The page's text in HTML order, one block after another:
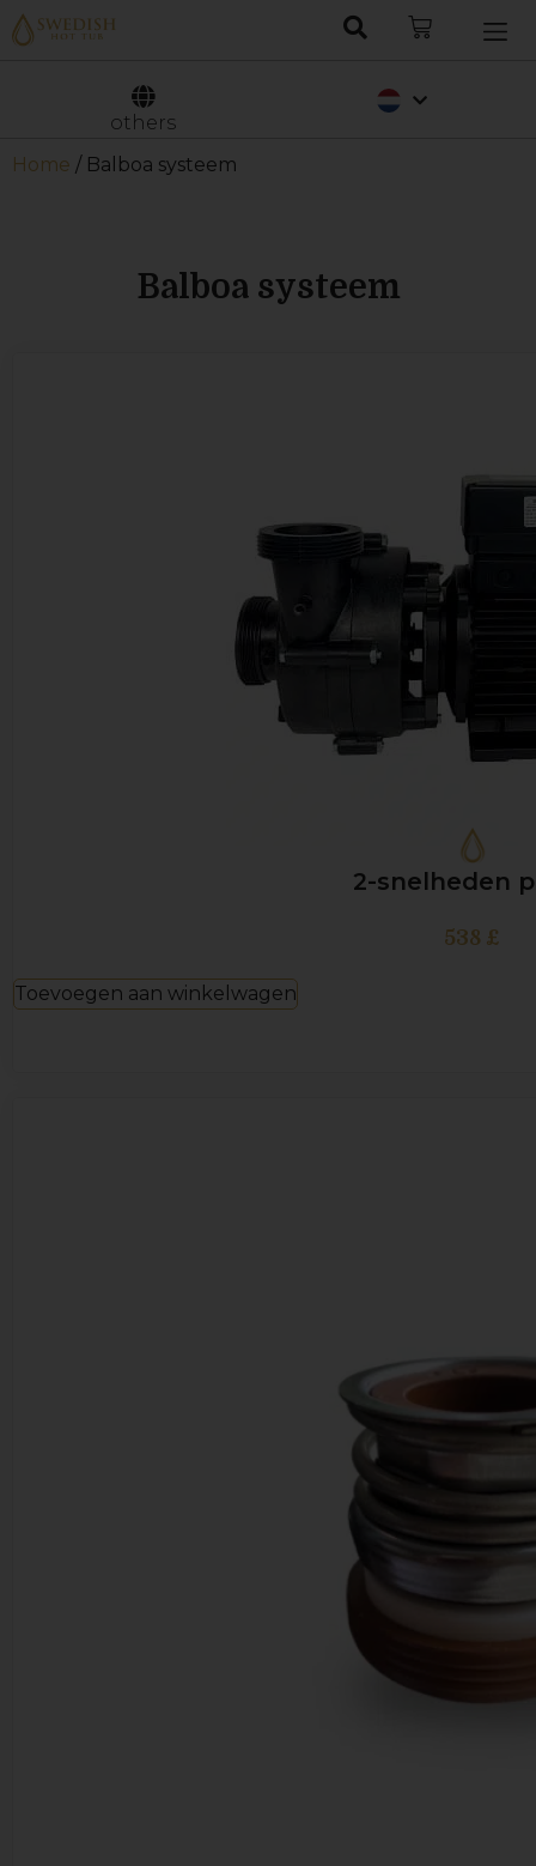
others
Deutsch
Home / Balboa systeem
Balboa systeem
2-snelheden
538 £
Toevoegen aan winkelwagen